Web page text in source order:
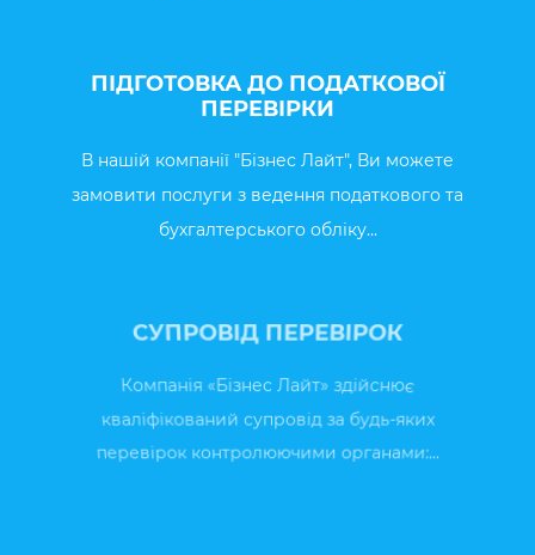
ПІДГОТОВКА ДО ПОДАТКОВОЇ
ПЕРЕВІРКИ
В нашій компанії "Бізнес Лайт", Ви можете
замовити послуги з ведення податкового та
бухгалтерського обліку...
СУПРОВІД ПЕРЕВІРОК
Компанія «Бізнес Лайт» здійснює
кваліфікований супровід за будь-яких
перевірок контролюючими органами:...